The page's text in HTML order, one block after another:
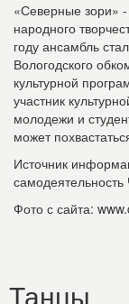
«Северные зори»
народного
году ансамбль
Вологодского
культурной
участник
молодежи и
может
Источник
Фото с сайта:
Танцы